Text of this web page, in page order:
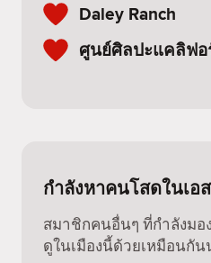
Daley Ranch
ศูนย์ศิลปะแคลิฟอ
กำลังหาคนโสดในเ
สมาชิกคนอื่นๆ ที่กำลังมอ
ดูในเมืองนี้ด้วยเหมือนกัน